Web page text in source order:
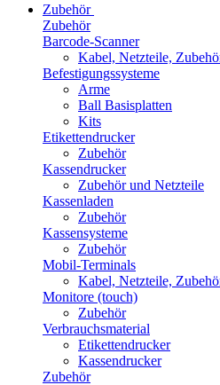
Zubehör
Zubehör
Barcode-Scanner
Kabel, Netzteile,
Befestigungssysteme
Arme
Ball Basisplatten
Kits
Etikettendrucker
Zubehör
Kassendrucker
Zubehör und Netzteile
Kassenladen
Zubehör
Kassensysteme
Zubehör
Mobil-Terminals
Kabel, Netzteile,
Monitore (touch)
Zubehör
Verbrauchsmaterial
Etikettendrucker
Kassendrucker
Zubehör